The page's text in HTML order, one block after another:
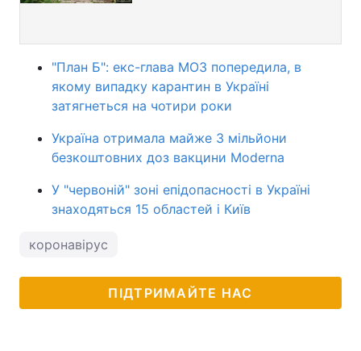
"План Б": екс-глава МОЗ попередила, в
якому випадку карантин в Україні
затягнеться на чотири роки
Україна отримала майже 3 мільйони
безкоштовних доз вакцини Moderna
У "червоній" зоні епідопасності в Україні
знаходяться 15 областей і Київ
коронавірус
ПІДТРИМАЙТЕ НАС